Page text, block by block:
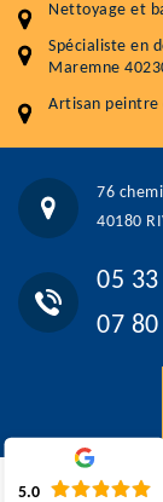
Nettoyage et
Spécialiste en
Maremne
Artisan peintre
76
40180
05
07
Artisant
76 chemin de
5.0